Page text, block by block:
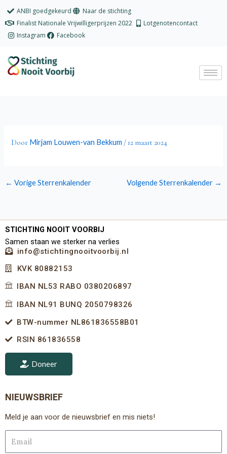
ANBI goedgekeurd
Naar de stichting
Finalist Nationale Vrijwilligerprijzen 2022
Lotgenotencontact
Instagram
Facebook
Door Mirjam Louwen-van Bekkum / 12 maart 2024
← Vorige Sterrenkalender Volgende Sterrenkalender →
STICHTING NOOIT VOORBIJ
Samen staan we sterker na verlies
info@stichtingnooitvoorbij.nl
KVK 80882153
IBAN NL53 RABO 0380206897
IBAN NL91 BUNQ 2050798326
BTW-nummer NL861836558B01
RSIN 861836558
Doneer
NIEUWSBRIEF
Meld je aan voor de nieuwsbrief en mis niets!